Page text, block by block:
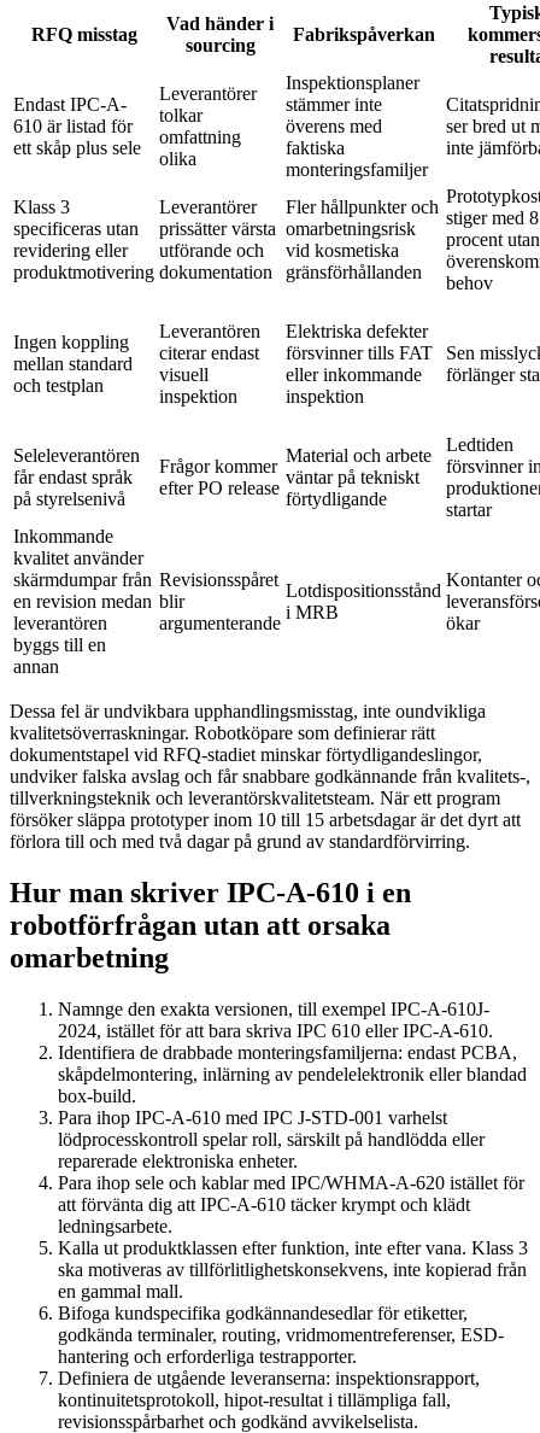
RFQ misstag
Vad händer i
sourcing
Fabrikspåverkan
Endast IPC-A-
610 är listad för
ett skåp plus sele
Leverantörer
tolkar
omfattning
olika
Inspektionsplaner
stämmer inte
överens med
faktiska
monteringsfamiljer
ser bred ut
inte
Klass 3
specificeras utan
revidering eller
produktmotivering
Leverantörer
prissätter värsta
utförande och
dokumentation
Fler hållpunkter och
omarbetningsrisk
vid kosmetiska
gränsförhållanden
stiger med
procent utan
behov
Ingen koppling
mellan standard
och testplan
Leverantören
citerar endast
visuell
inspektion
Elektriska defekter
försvinner tills FAT
eller inkommande
inspektion
Sen
förlänger
Seleleverantören
får endast språk
på styrelsenivå
Frågor kommer
efter PO release
Material och arbete
väntar på tekniskt
förtydligande
Ledtiden
försvinner
startar
Inkommande
kvalitet använder
skärmdumpar från
en revision medan
leverantören
byggs till en
annan
Revisionsspåret
blir
argumenterande
Lotdispositionsstånd
i MRB
Kontanter
ökar
Dessa fel är undvikbara upphandlingsmisstag, inte oundvikliga
kvalitetsöverraskningar. Robotköpare som definierar rätt
dokumentstapel vid RFQ-stadiet minskar förtydligandeslingor,
undviker falska avslag och får snabbare godkännande från kvalitets-,
tillverkningsteknik och leverantörskvalitetsteam. När ett program
försöker släppa prototyper inom 10 till 15 arbetsdagar är det dyrt att
förlora till och med två dagar på grund av standardförvirring.
Hur man skriver IPC-A-610 i en
robotförfrågan utan att orsaka
omarbetning
Namnge den exakta versionen, till exempel IPC-A-610J-
2024, istället för att bara skriva IPC 610 eller IPC-A-610.
Identifiera de drabbade monteringsfamiljerna: endast PCBA,
skåpdelmontering, inlärning av pendelelektronik eller blandad
box-build.
Para ihop IPC-A-610 med IPC J-STD-001 varhelst
lödprocesskontroll spelar roll, särskilt på handlödda eller
reparerade elektroniska enheter.
Para ihop sele och kablar med IPC/WHMA-A-620 istället för
att förvänta dig att IPC-A-610 täcker krympt och klädt
ledningsarbete.
Kalla ut produktklassen efter funktion, inte efter vana. Klass 3
ska motiveras av tillförlitlighetskonsekvens, inte kopierad från
en gammal mall.
Bifoga kundspecifika godkännandesedlar för etiketter,
godkända terminaler, routing, vridmomentreferenser, ESD-
hantering och erforderliga testrapporter.
Definiera de utgående leveranserna: inspektionsrapport,
kontinuitetsprotokoll, hipot-resultat i tillämpliga fall,
revisionsspårbarhet och godkänd avvikelselista.